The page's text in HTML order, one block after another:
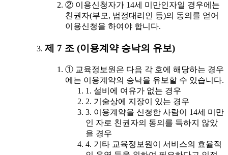
② 이용신청자가 14세 미만인자일 경우에는
친권자(부모, 법정대리인 등)의 동의를 얻어
이용신청을 하여야 합니다.
제 7 조 (이용계약 승낙의 유보)
① 교육정보원은 다음 각 호에 해당하는 경우
에는 이용계약의 승낙을 유보할 수 있습니다.
1. 설비에 여유가 없는 경우
2. 기술상에 지장이 있는 경우
3. 이용계약을 신청한 사람이 14세 미만
인 자로 친권자의 동의를 득하지 않았
을 경우
4. 기타 교육정보원이 서비스의 효율적